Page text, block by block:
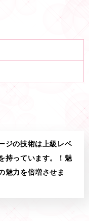
ジの技術は上級レベ
持っています。！魅
魅力を倍増させま